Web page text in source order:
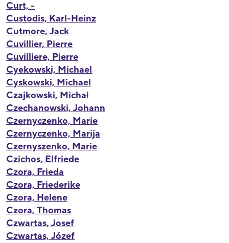
Curt, -
Custodis, Karl-Heinz
Cutmore, Jack
Cuvillier, Pierre
Cuvilliere, Pierre
Cyekowski, Michael
Cyskowski, Michael
Czajkowski, Michał
Czechanowski, Johann
Czernyczenko, Marie
Czernyczenko, Marija
Czernyszenko, Marie
Czichos, Elfriede
Czora, Frieda
Czora, Friederike
Czora, Helene
Czora, Thomas
Czwartas, Josef
Czwartas, Józef